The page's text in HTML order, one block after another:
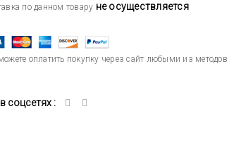
по данном товару не осуществляется
оплатить покупку через сайт любыми из методов
соцсетях :